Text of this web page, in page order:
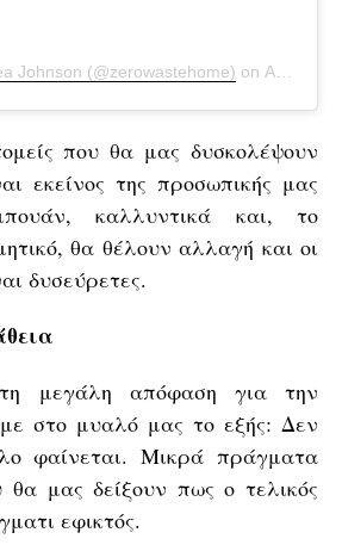
Johnson (@zerowastehome) on Apr 22, 2020 at 1:00pm PDT
που θα μας δυσκολέψουν
εκείνος της προσωπικής μας
καλλυντικά και, το
θα θέλουν αλλαγή και οι
δυσεύρετες.
μεγάλη απόφαση για την
στο μυαλό μας το εξής: Δεν
φαίνεται. Μικρά πράγματα
θα μας δείξουν πως ο τελικός
εφικτός.